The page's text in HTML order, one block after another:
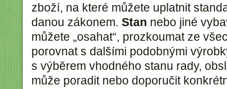
zboží, na které můžete uplatnit
danou zákonem. Stan nebo jiné
můžete „osahat“, prozkoumat ze
porovnat s dalšími podobnými
s výběrem vhodného stanu rady,
může poradit nebo doporučit